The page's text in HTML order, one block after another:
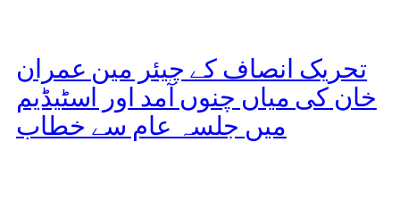
تحریک انصاف کے چیئر مین عمران
خان کی میاں چنوں آمد اور اسٹیڈیم
میں جلسہ عام سے خطاب